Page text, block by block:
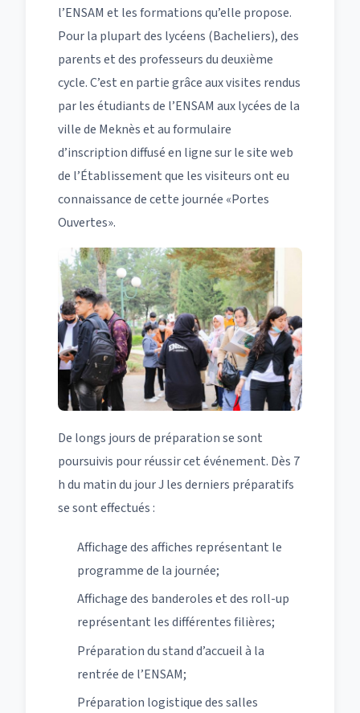
l’ENSAM et les formations qu’elle propose.
Pour la plupart des lycéens (Bacheliers), des
parents et des professeurs du deuxième
cycle. C’est en partie grâce aux visites rendus
par les étudiants de l’ENSAM aux lycées de la
ville de Meknès et au formulaire
d’inscription diffusé en ligne sur le site web
de l’Établissement que les visiteurs ont eu
connaissance de cette journée «Portes
Ouvertes».
De longs jours de préparation se sont
poursuivis pour réussir cet événement. Dès 7
h du matin du jour J les derniers préparatifs
se sont effectués :
Affichage des affiches représentant le
programme de la journée;
Affichage des banderoles et des roll-up
représentant les différentes filières;
Préparation du stand d’accueil à la
rentrée de l’ENSAM;
Préparation logistique des salles